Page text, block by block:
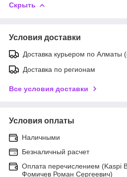
Скрыть
Условия доставки
Доставка курьером по Алматы
Доставка по регионам
Все условия доставки
Условия оплаты
Наличными
Безналичный расчет
Оплата перечислением (Kaspi
Фомичев Роман Сергеевич)